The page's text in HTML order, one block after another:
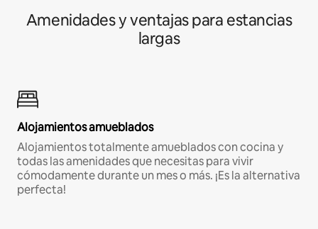
Amenidades y ventajas para estancias
largas
Alojamientos amueblados
Alojamientos totalmente amueblados con cocina y
todas las amenidades que necesitas para vivir
cómodamente durante un mes o más. ¡Es la alternativa
perfecta!